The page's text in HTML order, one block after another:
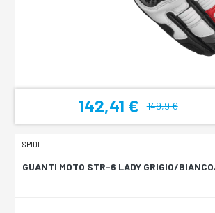
142,41 € 149,9 €
SPIDI
GUANTI MOTO STR-6 LADY GRIGIO/